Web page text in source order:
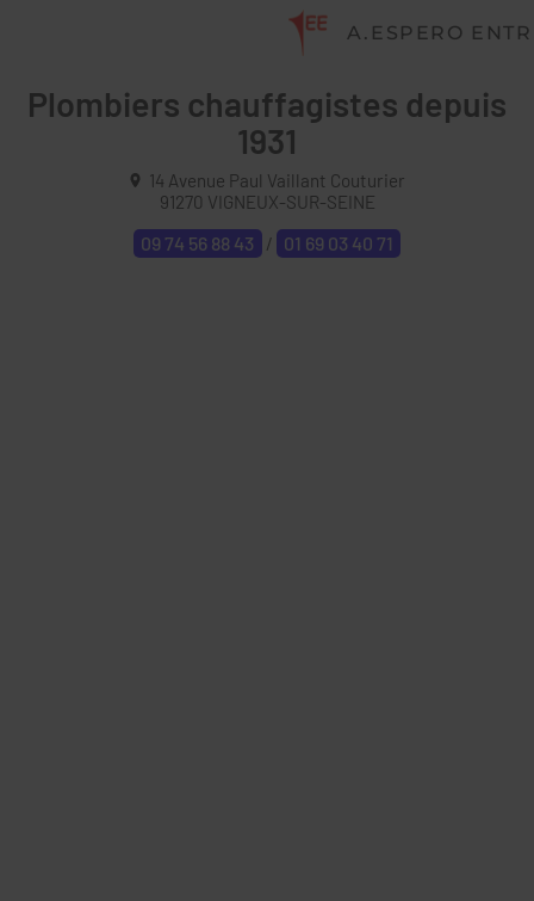
Plombiers chauffagistes depuis
1931
14 Avenue Paul Vaillant Couturier
91270 VIGNEUX-SUR-SEINE
09 74 56 88 43 / 01 69 03 40 71
A.ESPERO